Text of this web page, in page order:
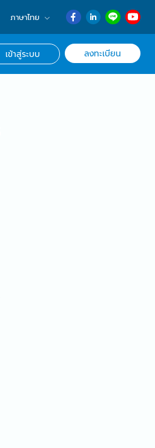
ภาษาไทย
English
日本語
เข้าสู่ระบบ ลงทะเบียน